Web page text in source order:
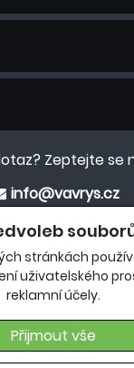
stránkách
uživatelského
reklamní účely.
Přijmout vše
Zeptejte se
info@vavrys.cz
+420 575 570 913